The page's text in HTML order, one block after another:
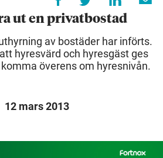
ut en privatbostad
av bostäder har införts.
hyresvärd och hyresgäst ges
överens om hyresnivån.
12 mars 2013